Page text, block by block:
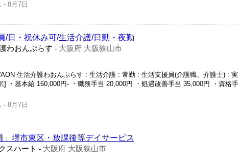
- 8月7日
/日・祝休み可/生活介護/日勤・夜勤
わおんぷらす - 大阪府 大阪狭山市
生活介護わおんぷらす : 生活介護 : 常勤 : 生活支援員(介護職、介護士) : 実
] ・基本給 160,000円‐ ・職務手当 20,000円 ・処遇改善手当 35,000円 ・資格手
- 8月7日
」堺市東区・放課後等デイサービス
スハート - 大阪府 大阪狭山市